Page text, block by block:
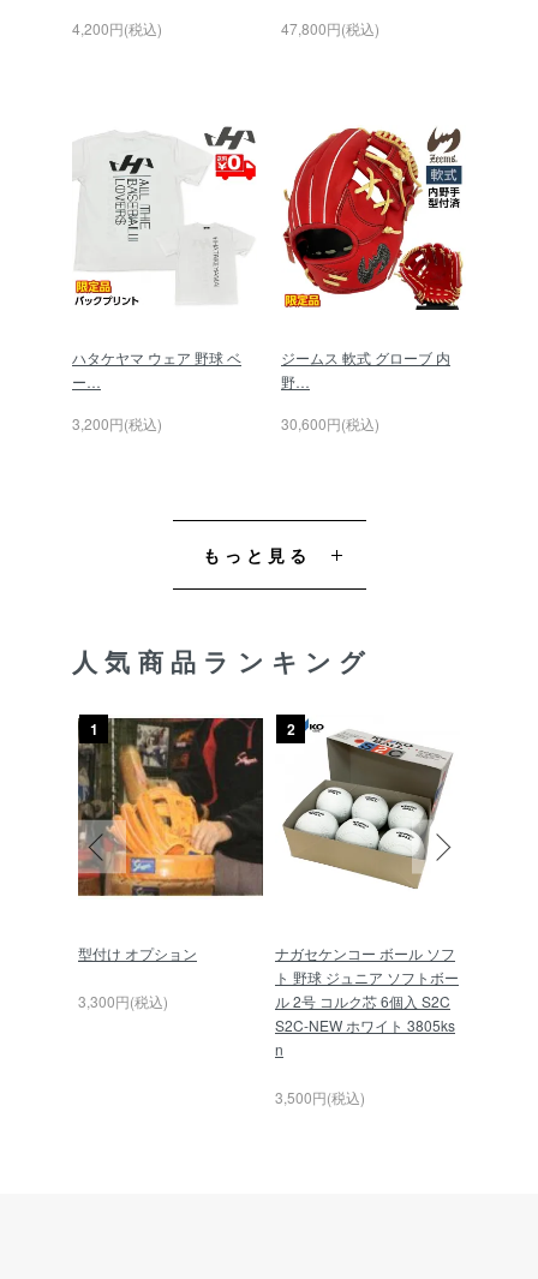
4,200円(税込) 47,800円(税込)
ハタケヤマ ウェア 野球 ベ
ー…
3,200円(税込)
ジームス 軟式 グローブ 内
野…
30,600円(税込)
もっと見る
人気商品ランキング
1
型付け オプション
3,300円(税込)
2
ナガセケンコー ボール ソフ
ト 野球 ジュニア ソフトボー
ル 2号 コルク芯 6個入 S2C
S2C-NEW ホワイト 3805ks
n
3,500円(税込)